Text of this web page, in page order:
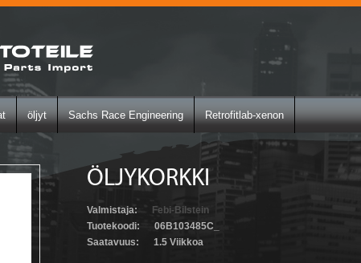
öljyt Sachs Race Engineering Retrofitlab-xenon
ÖLJYKORKKI
Valmistaja:
Febi-Bilstein
Tuotekoodi:
06B103485C_
Saatavuus:
1.5 Viikkoa